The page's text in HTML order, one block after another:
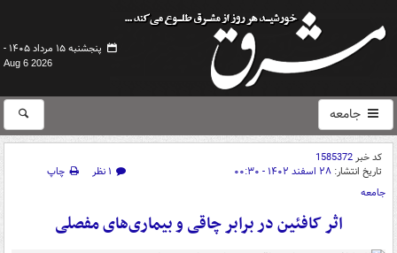
پنجشنبه ۱۵ مرداد ۱۴۰۵ -
Aug 6 2026
جامعه
کد خبر1585372
تاریخ انتشار: ۲۸ اسفند ۱۴۰۲ - ۰۰:۳۰ ۱ نظر
چاپ
جامعه
اثر کافئین در برابر چاقی و بیماری‌های مفصلی